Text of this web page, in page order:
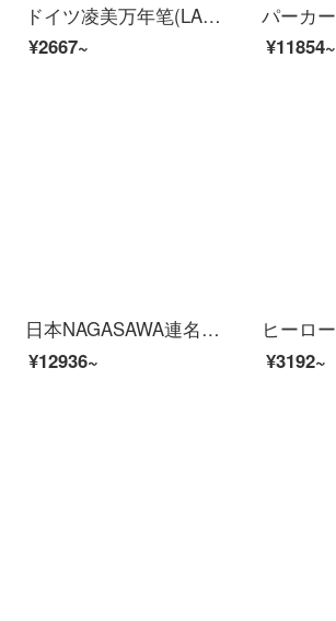
ドイツ凌美万年笔(LAMY)はVistaシリーズの透明な竿インクのセットに自信を持っています。カラーインクカートリッジの創意ファッションな学生に代わって字を練習します。0.5 mmです。
¥2667~
¥11854~
日本NAGASAWA連名モデルCaplessは万年笔限定で北野坂ミッドナイトブルー18 Kゴールドチップガラスのうろこの数は北野坂ミッドナイトブルー-シルバーFチップ約0.5 mmに限定されています。
¥12936~
¥3192~